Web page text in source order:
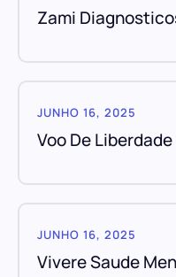
Zami
JUNHO 16, 2025
Voo De
JUNHO 16, 2025
Vivere Saude